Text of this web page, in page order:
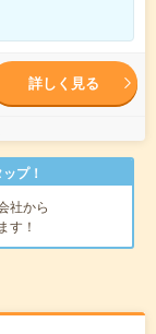
詳しく見る
プ！
社から
す！